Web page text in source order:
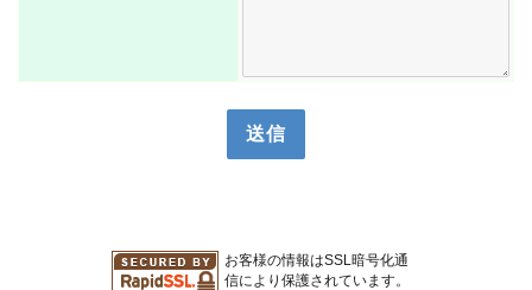
お客様の情報はSSL暗号化通
信により保護されています。